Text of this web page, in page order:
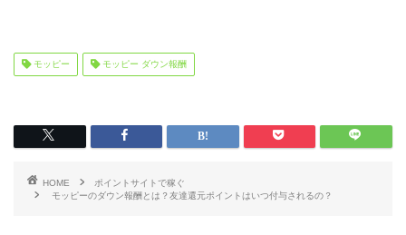
モッピー モッピー ダウン報酬
HOME
ポイントサイトで稼ぐ
モッピーのダウン報酬とは？友達還元ポイントはいつ付与されるの？